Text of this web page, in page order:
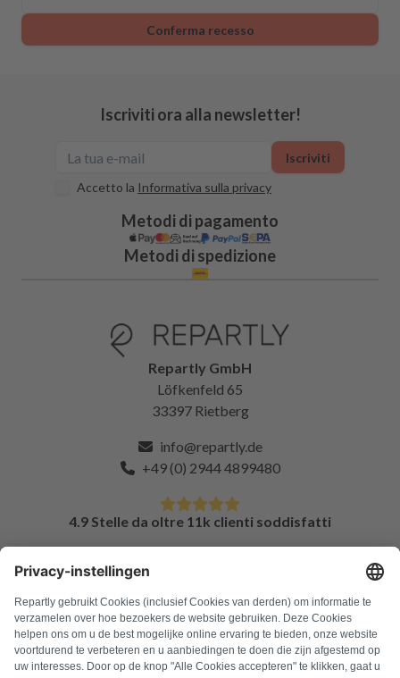
Conferma recesso
Iscriviti ora alla newsletter!
Accetto la Informativa sulla privacy
Iscriviti
Metodi di pagamento
Metodi di spedizione
Repartly GmbH
Löfkenfeld 65
33397 Rietberg
info@repartly.de
+49 (0) 2944 4899480
4.9 Stelle da oltre 11k clienti soddisfatti
DOMANDE FREQUENTI
Tutti i codici di errore